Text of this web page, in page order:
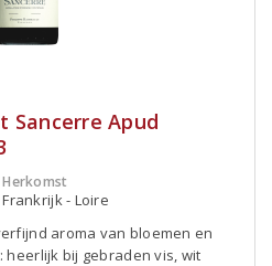
Sancerre Apud
Herkomst
Frankrijk - Loire
aroma van bloemen en
heerlijk bij gebraden vis, wit